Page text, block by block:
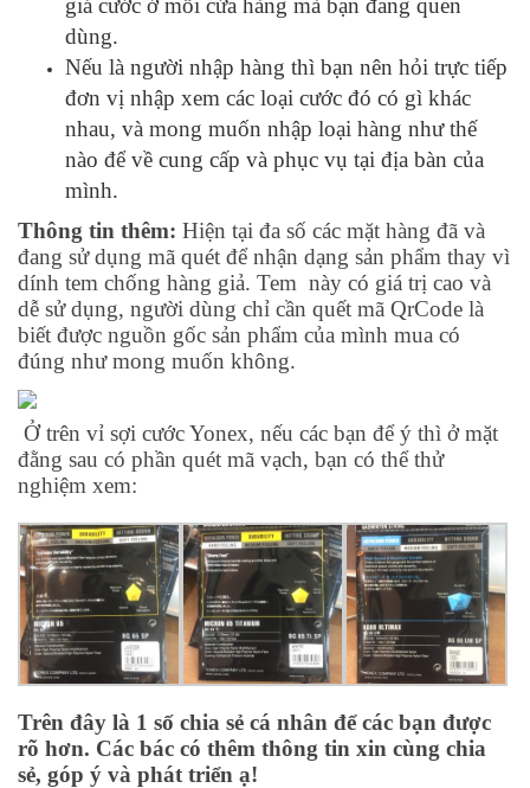
giá cước ở mỗi cửa hàng mà bạn đang quen
dùng.
Nếu là người nhập hàng thì bạn nên hỏi trực tiếp
đơn vị nhập xem các loại cước đó có gì khác
nhau, và mong muốn nhập loại hàng như thế
nào để về cung cấp và phục vụ tại địa bàn của
mình.
Thông tin thêm: Hiện tại đa số các mặt hàng đã và
đang sử dụng mã quét để nhận dạng sản phẩm thay vì
dính tem chống hàng giả. Tem này có giá trị cao và
dễ sử dụng, người dùng chỉ cần quết mã QrCode là
biết được nguồn gốc sản phẩm của mình mua có
đúng như mong muốn không.
Ở trên vỉ sợi cước Yonex, nếu các bạn để ý thì ở mặt
đằng sau có phần quét mã vạch, bạn có thể thử
nghiệm xem:
Trên đây là 1 số chia sẻ cá nhân để các bạn được
rõ hơn. Các bác có thêm thông tin xin cùng chia
sẻ, góp ý và phát triển ạ!